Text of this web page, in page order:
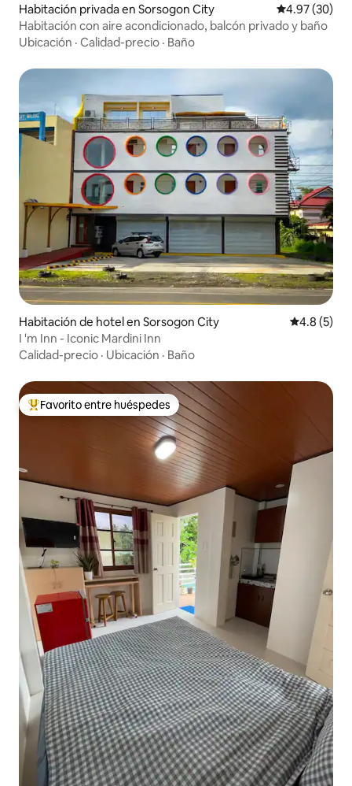
Habitación privada en Sorsogon City Calificación
4.97 (30)
Habitación con aire acondicionado, balcón privado y baño
Ubicación · Calidad-precio · Baño
Habitación de hotel en Sorsogon City
4.8 (5)
I 'm Inn - Iconic Mardini Inn
Calidad-precio · Ubicación · Baño
Favorito entre huéspedes preferido
Favorito entre huéspedes